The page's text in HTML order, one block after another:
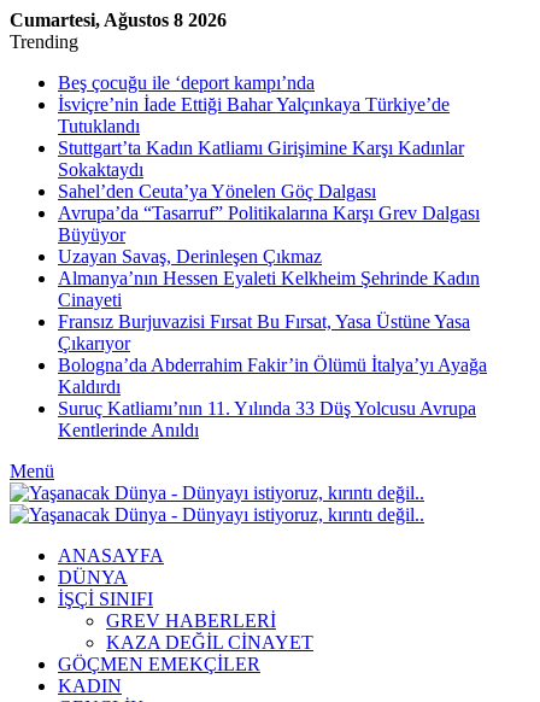
Cumartesi, Ağustos 8 2026
Trending
Beş çocuğu ile ‘deport kampı’nda
İsviçre’nin İade Ettiği Bahar Yalçınkaya Türkiye’de
Tutuklandı
Stuttgart’ta Kadın Katliamı Girişimine Karşı Kadınlar
Sokaktaydı
Sahel’den Ceuta’ya Yönelen Göç Dalgası
Avrupa’da “Tasarruf” Politikalarına Karşı Grev Dalgası
Büyüyor
Uzayan Savaş, Derinleşen Çıkmaz
Almanya’nın Hessen Eyaleti Kelkheim Şehrinde Kadın
Cinayeti
Fransız Burjuvazisi Fırsat Bu Fırsat, Yasa Üstüne Yasa
Çıkarıyor
Bologna’da Abderrahim Fakir’in Ölümü İtalya’yı Ayağa
Kaldırdı
Suruç Katliamı’nın 11. Yılında 33 Düş Yolcusu Avrupa
Kentlerinde Anıldı
Menü
ANASAYFA
DÜNYA
İŞÇİ SINIFI
GREV HABERLERİ
KAZA DEĞİL CİNAYET
GÖÇMEN EMEKÇİLER
KADIN